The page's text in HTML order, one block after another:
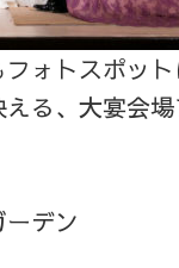
ォトスポッ
る、大宴会
デン